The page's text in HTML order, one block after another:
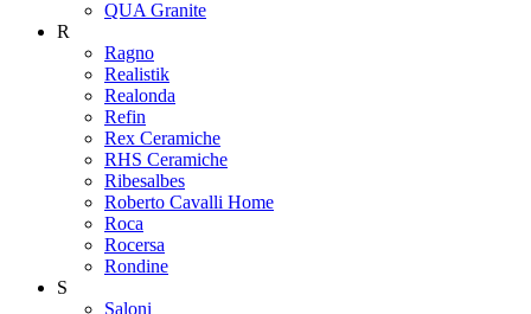
QUA Granite
R
Ragno
Realistik
Realonda
Refin
Rex Ceramiche
RHS Ceramiche
Ribesalbes
Roberto Cavalli Home
Roca
Rocersa
Rondine
S
Saloni